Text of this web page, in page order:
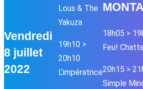
Vendredi
8 juillet
2022
Lous & The
Yakuza
19h10 >
20h10
L’impératrice
18h05 >
Feu!
20h15 >
Simple